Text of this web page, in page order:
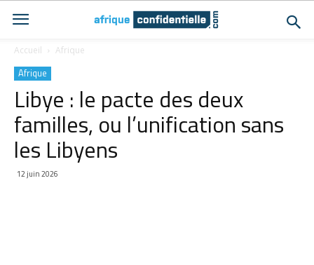
Accueil Afrique
Afrique
Libye : le pacte des deux
familles, ou l’unification sans
les Libyens
12 juin 2026